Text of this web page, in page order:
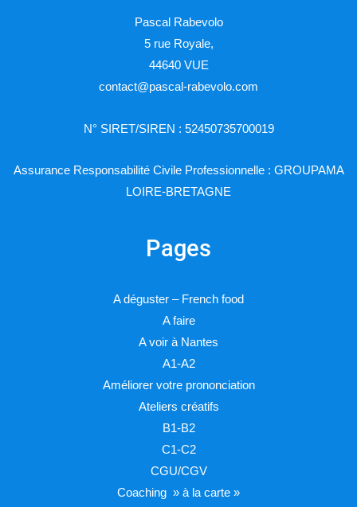
Pascal Rabevolo
5 rue Royale,
44640 VUE
contact@pascal-rabevolo.com
N° SIRET/SIREN : 52450735700019
Assurance Responsabilité Civile Professionnelle : GROUPAMA
LOIRE-BRETAGNE
Pages
A déguster – French food
A faire
A voir à Nantes
A1-A2
Améliorer votre prononciation
Ateliers créatifs
B1-B2
C1-C2
CGU/CGV
Coaching » à la carte »